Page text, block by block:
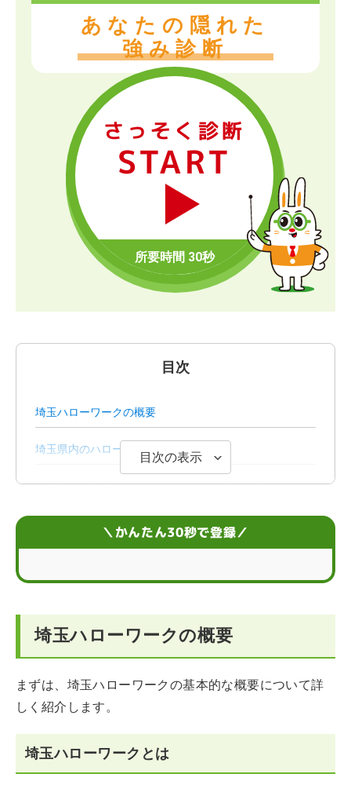
あなたの隠れた
強み診断
さっそく診断
START
目次
埼玉ハローワークの概要
埼玉県内のハローワークでできること
埼玉県内で利用できるハローワークの関連施設
埼玉県のハローワークに関するQ&A
目次の表示
＼かんたん30秒で登録／
埼玉ハローワークの概要
まずは、埼玉ハローワークの基本的な概要について詳
しく紹介します。
埼玉ハローワークとは